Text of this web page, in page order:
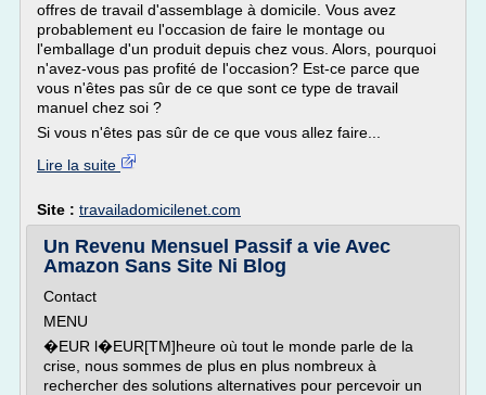
offres de travail d'assemblage à domicile. Vous avez
probablement eu l'occasion de faire le montage ou
l'emballage d'un produit depuis chez vous. Alors, pourquoi
n'avez-vous pas profité de l'occasion? Est-ce parce que
vous n'êtes pas sûr de ce que sont ce type de travail
manuel chez soi ?
Si vous n'êtes pas sûr de ce que vous allez faire...
Lire la suite
Site : travailadomicilenet.com
Un Revenu Mensuel Passif a vie Avec
Amazon Sans Site Ni Blog
Contact
MENU
�EUR l�EUR[TM]heure où tout le monde parle de la
crise, nous sommes de plus en plus nombreux à
rechercher des solutions alternatives pour percevoir un